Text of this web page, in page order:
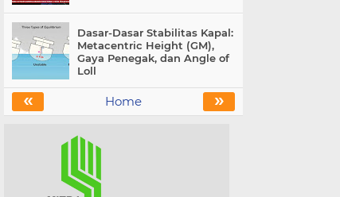
Dasar-Dasar Stabilitas Kapal:
Metacentric Height (GM),
Gaya Penegak, dan Angle of
Loll
« »
Home